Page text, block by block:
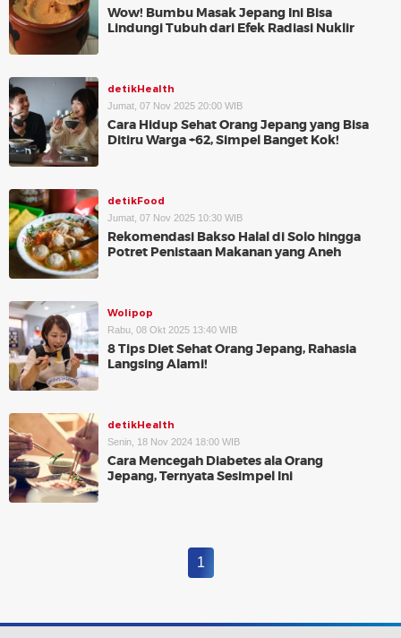
Wow! Bumbu Masak Jepang Ini Bisa
Lindungi Tubuh dari Efek Radiasi Nuklir
detikHealth
Jumat, 07 Nov 2025 20:00 WIB
Cara Hidup Sehat Orang Jepang yang Bisa
Ditiru Warga +62, Simpel Banget Kok!
detikFood
Jumat, 07 Nov 2025 10:30 WIB
Rekomendasi Bakso Halal di Solo hingga
Potret Penistaan Makanan yang Aneh
Wolipop
Rabu, 08 Okt 2025 13:40 WIB
8 Tips Diet Sehat Orang Jepang, Rahasia
Langsing Alami!
detikHealth
Senin, 18 Nov 2024 18:00 WIB
Cara Mencegah Diabetes ala Orang
Jepang, Ternyata Sesimpel Ini
1